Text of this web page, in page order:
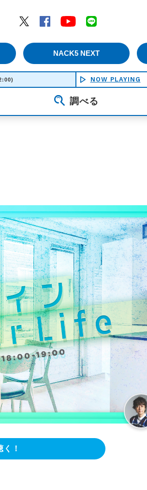
Twitter
Facebook YouTube
NACK5 NEXT
NOW PLAYING
調べる
く！